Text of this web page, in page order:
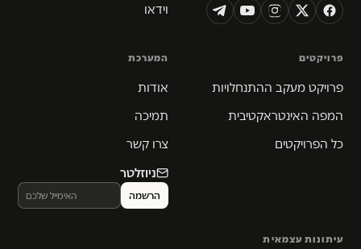
וידאו
פרויקטים
פרויקט מעקב ההתנחלויות
המפה האינטראקטיבית
כל הפרויקטים
המערכת
אודות
תמיכה
צרו קשר
ניוזלטר
עיתונות עצמאית